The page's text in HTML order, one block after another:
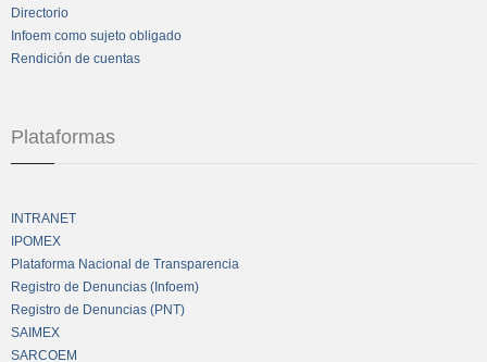
Directorio
Infoem como sujeto obligado
Rendición de cuentas
Plataformas
INTRANET
IPOMEX
Plataforma Nacional de Transparencia
Registro de Denuncias (Infoem)
Registro de Denuncias (PNT)
SAIMEX
SARCOEM